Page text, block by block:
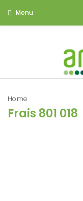
Menu
Home
Frais 801 018